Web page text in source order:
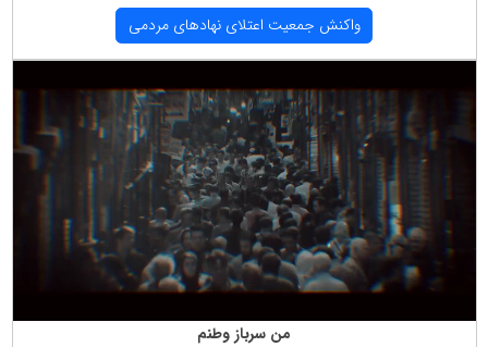
واكنش جمعیت اعتلای نهادهای مردمی
من سرباز وطنم